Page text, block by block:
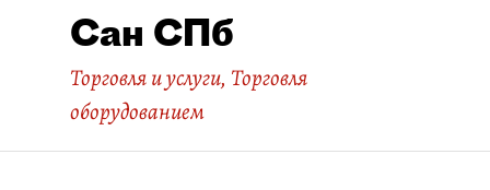
Сан СПб
Торговля и услуги, Торговля
оборудованием